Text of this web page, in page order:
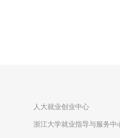
人大就业创业中心
浙江大学就业指导与服务中